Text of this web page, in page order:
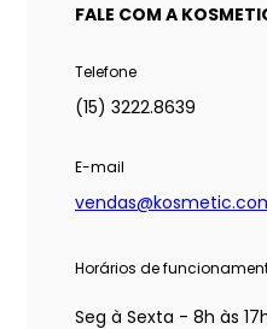
FALE COM A
Telefone
(15) 3222.8639
E-mail
Horários de
Seg à Sexta - 8h às